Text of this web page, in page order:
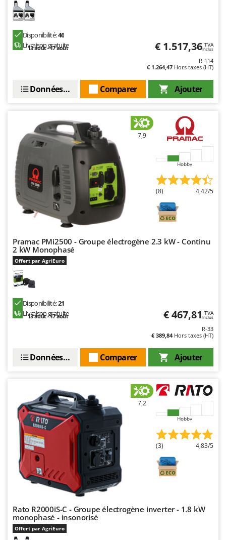
Olix
OMA
Omas
Oriental Koshin
Palazzetti
Palumbo Pavi
Partisani
Paterlini
Philips
Pramac
Prismafood
R
R.G.V.
Reber
Redback
Resto Italia
Ritter
Robomow
Rossofuoco
Rover Pompe
Royal Food
Ryobi
S.T.P.
Sbaraglia
Schnitzer
Disponibilité:46
Livraison gratuite
13 août - 17 août € 1.517,36 TVA
Inclus
R-114
€ 1.264,47 Hors taxes (HT)
Ajouter
Comparer
Données techniques
7,9
Hobby
(8) 4,42/5
Pramac PMi2500 - Groupe électrogène 2.3 kW - Continu
2 kW Monophasé
Offert par AgriEuro
Disponibilité:21
Livraison gratuite
13 août - 17 août € 467,81 TVA
Inclus
R-33
€ 389,84Hors taxes (HT)
Ajouter
Comparer
Données techniques
7,2
Hobby
(3) 4,83/5
Rato R2000iS-C - Groupe électrogène inverter - 1.8 kW
monophasé - insonorisé
Offert par AgriEuro